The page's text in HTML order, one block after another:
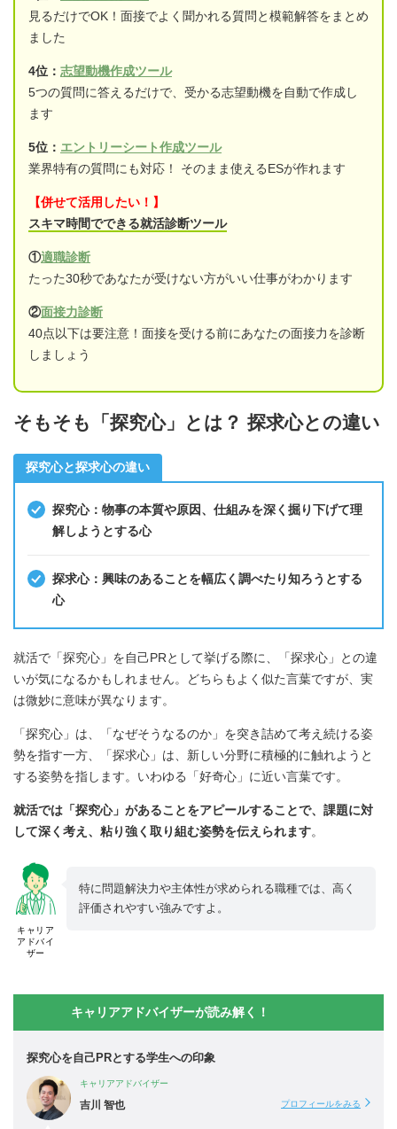
見るだけでOK！面接でよく聞かれる質問と模範解答をまとめ
ました
4位： 志望動機作成ツール
5つの質問に答えるだけで、受かる志望動機を自動で作成し
ます
5位： エントリーシート作成ツール
業界特有の質問にも対応！ そのまま使えるESが作れます
【併せて活用したい！】
スキマ時間でできる就活診断ツール
①適職診断
たった30秒であなたが受けない方がいい仕事がわかります
②面接力診断
40点以下は要注意！面接を受ける前にあなたの面接力を診断
しましょう
そもそも「探究心」とは？ 探求心との違い
探究心と探求心の違い
探究心：物事の本質や原因、仕組みを深く掘り下げて理
解しようとする心
探求心：興味のあることを幅広く調べたり知ろうとする
心
就活で「探究心」を自己PRとして挙げる際に、「探求心」との違
いが気になるかもしれません。どちらもよく似た言葉ですが、実
は微妙に意味が異なります。
「探究心」は、「なぜそうなるのか」を突き詰めて考え続ける姿
勢を指す一方、「探求心」は、新しい分野に積極的に触れようと
する姿勢を指します。いわゆる「好奇心」に近い言葉です。
就活では「探究心」があることをアピールすることで、課題に対
して深く考え、粘り強く取り組む姿勢を伝えられます。
キャリア
アドバイ
ザー
特に問題解決力や主体性が求められる職種では、高く
評価されやすい強みですよ。
キャリアアドバイザーが読み解く！
探究心を自己PRとする学生への印象
キャリアアドバイザー
吉川 智也 プロフィールをみる